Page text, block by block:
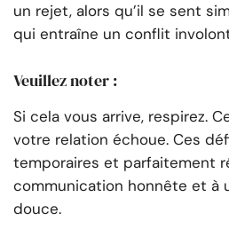
un rejet, alors qu’il se sent
qui entraîne un conflit
Veuillez noter :
Si cela vous arrive, respirez.
votre relation échoue. Ces
temporaires et parfaitement
communication honnête et à
douce.